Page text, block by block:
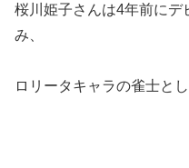
桜川姫子さんは4年前にデ
み、
ロリータキャラの雀士と